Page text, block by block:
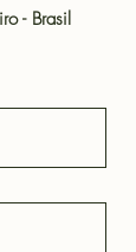
- Brasil